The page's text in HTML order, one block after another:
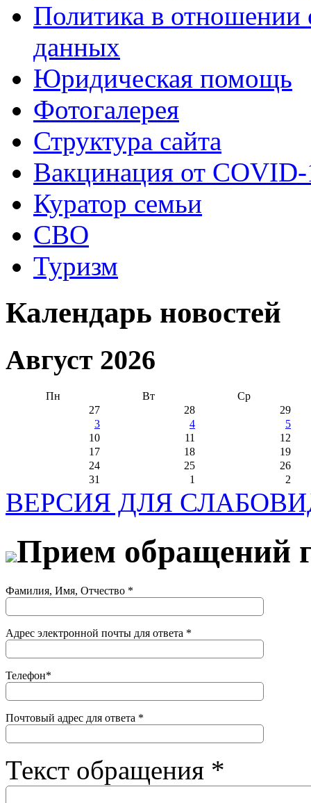
Политика в отношении
данных
Юридическая помощь
Фотогалерея
Структура сайта
Вакцинация от
Куратор семьи
СВО
Туризм
Календарь новостей
Август 2026
Пн Вт
Ср
27
28
29
3
4
5
10
11
12
17
18
19
24
25
26
31
1 2
ВЕРСИЯ ДЛЯ
Прием обращений
Фамилия, Имя, Отчество *
Адрес электронной почты для ответа *
Телефон*
Почтовый адрес для ответа *
Текст обращения *